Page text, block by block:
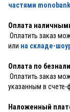
частями monobank
Оплата
Оплатить заказ
или на складе-
Оплата по
Оплатить заказ
указанным в счете-
Наложенный